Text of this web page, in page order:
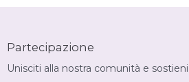
Partecipazione
Unisciti alla nostra comunità e